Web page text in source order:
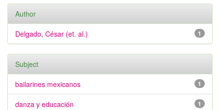
Author
1
Delgado, César (et. al.)
Subject
1
bailarines mexicanos
1
danza y educación